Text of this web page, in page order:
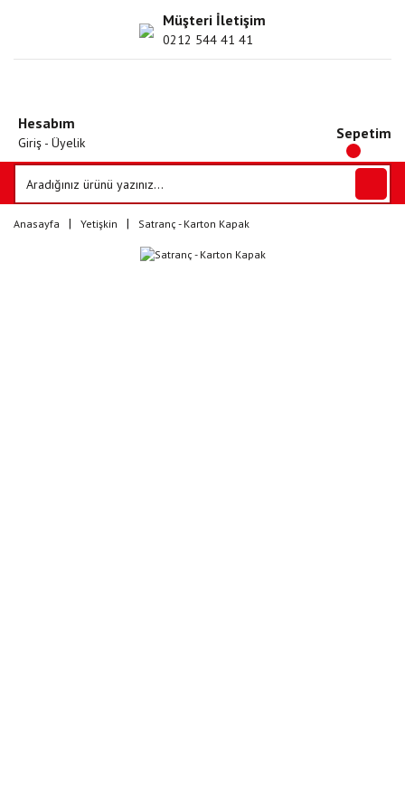
Müşteri İletişim
0212 544 41 41
Hesabım
Giriş - Üyelik
Sepetim
Anasayfa Yetişkin Satranç - Karton Kapak